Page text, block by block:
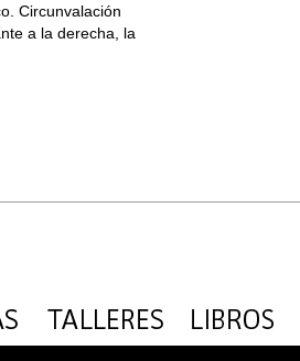
Circunvalación
a la derecha, la